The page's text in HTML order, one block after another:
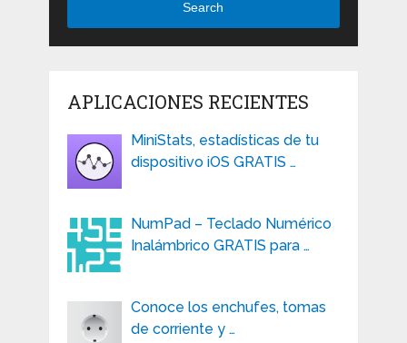
Search
APLICACIONES RECIENTES
MiniStats, estadísticas de tu
dispositivo iOS GRATIS …
NumPad – Teclado Numérico
Inalámbrico GRATIS para …
Conoce los enchufes, tomas
de corriente y …